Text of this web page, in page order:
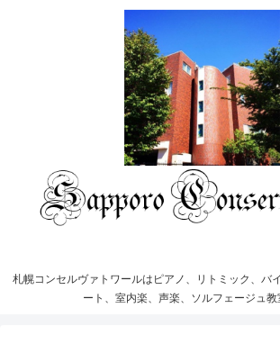
札幌コンセルヴァトワールはピアノ、リトミック、バ
ート、室内楽、声楽、ソルフェージュ教